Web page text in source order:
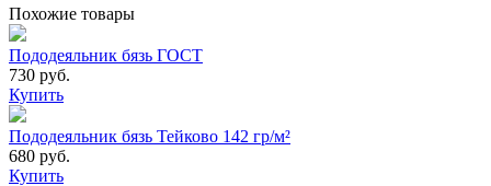
Похожие товары
Пододеяльник бязь ГОСТ
730 руб.
Купить
Пододеяльник бязь Тейково 142 гр/м²
680 руб.
Купить